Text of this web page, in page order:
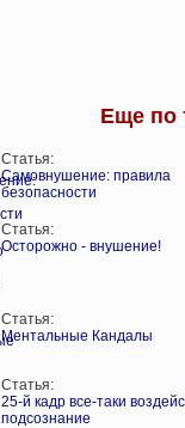
Еще по
Статья:
Самовнушение: правила
безопасности
Статья:
Осторожно - внушение!
Статья:
Ментальные Кандалы
Статья:
25-й кадр все-таки
подсознание